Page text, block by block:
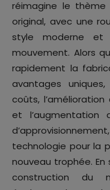
réimagine le
original, avec une
style moderne et
mouvement. Alors
rapidement la
avantages
coûts,
et
technologie pour la
nouveau trophée. En
construction du